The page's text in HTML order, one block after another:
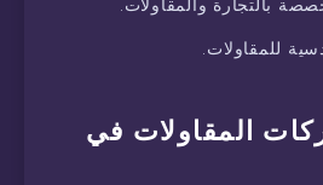
للمقاولات.
المقاولات في